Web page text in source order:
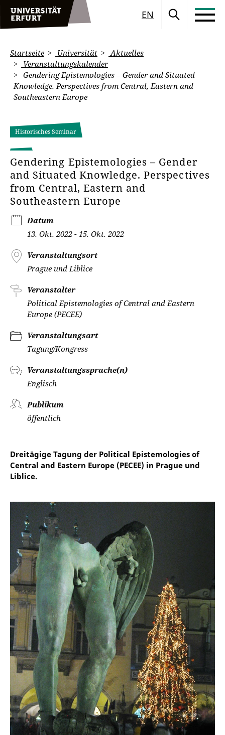
EN
Startseite Universität
Aktuelles
Veranstaltungskalender
Gendering Epistemologies – Gender and Situated
Knowledge. Perspectives from Central, Eastern and
Southeastern Europe
Historisches Seminar
Gendering Epistemologies – Gender
and Situated Knowledge. Perspectives
from Central, Eastern and
Southeastern Europe
Datum
13. Okt. 2022 - 15. Okt. 2022
Veranstaltungsort
Prague und Liblice
Veranstalter
Political Epistemologies of Central and Eastern
Europe (PECEE)
Veranstaltungsart
Tagung/Kongress
Veranstaltungssprache(n)
Englisch
Publikum
öffentlich
Dreitägige Tagung der Political Epistemologies of
Central and Eastern Europe (PECEE) in Prague und
Liblice.